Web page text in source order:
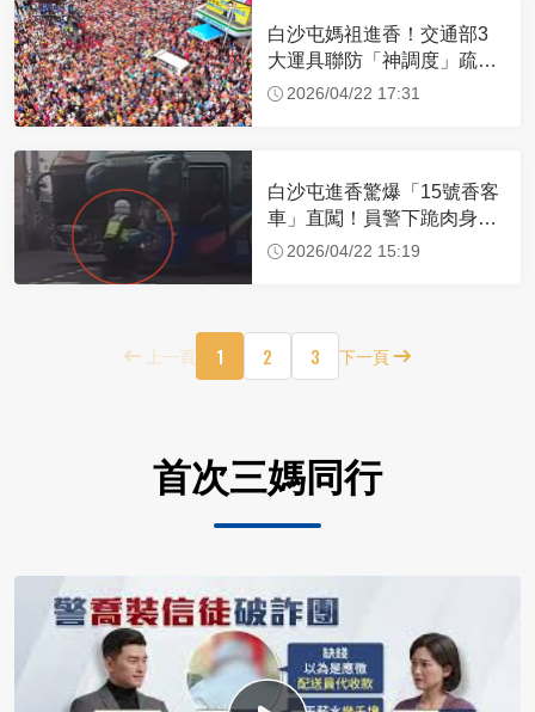
白沙屯媽祖進香！交通部3
大運具聯防「神調度」疏運
32.1萬創新高
2026/04/22 17:31
白沙屯進香驚爆「15號香客
車」直闖！員警下跪肉身擋
車：讓行人先過
2026/04/22 15:19
上一頁 1 2 3 下一頁
首次三媽同行